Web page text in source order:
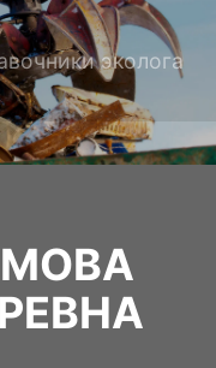
эколога